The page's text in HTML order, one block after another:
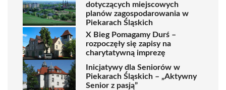
dotyczących miejscowych
planów zagospodarowania w
Piekarach Śląskich
X Bieg Pomagamy Durś –
rozpoczęły się zapisy na
charytatywną imprezę
Inicjatywy dla Seniorów w
Piekarach Śląskich – „Aktywny
Senior z pasją”